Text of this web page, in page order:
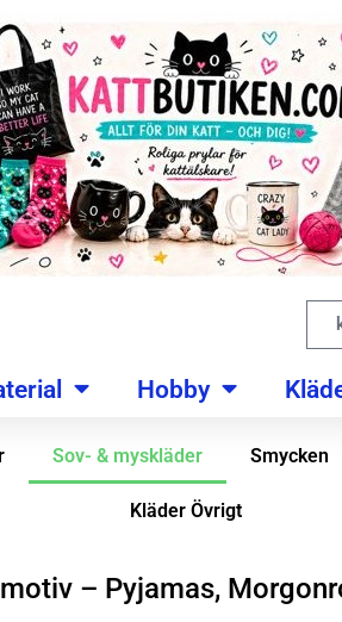
Hobby
Sov- & myskläder Smycken
Kläder Övrigt
– Pyjamas,